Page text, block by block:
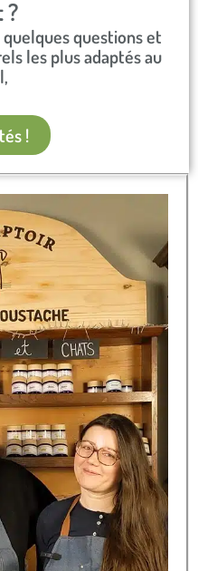
?​
questions et
les plus adaptés au
!